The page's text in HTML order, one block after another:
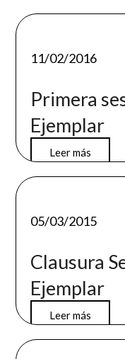
11/02/2016
Primera
Ejemplar
Leer más
05/03/2015
Clausura
Ejemplar
Leer más